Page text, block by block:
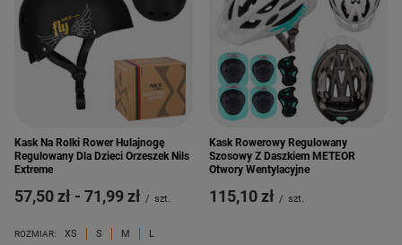
Kask Na Rolki Rower Hulajnogę
Regulowany Dla Dzieci Orzeszek Nils
Extreme
od
57,50 zł - do
71,99 zł / szt.
ROZMIAR: XS S M L
Kask Rowerowy Regulowany
Szosowy Z Daszkiem METEOR
Otwory Wentylacyjne
115,10 zł / szt.